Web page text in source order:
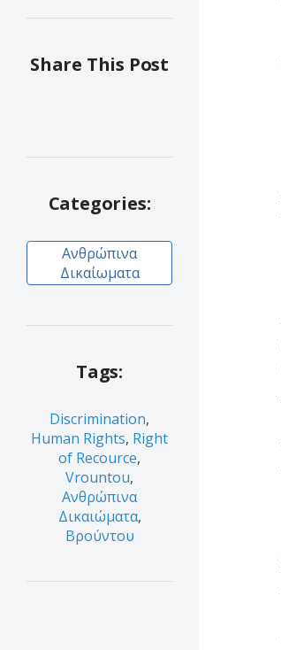
Share This Post
Categories:
Ανθρώπινα
Δικαίωματα
Tags:
Discrimination,
Human Rights, Right
of Recource,
Vrountou,
Ανθρώπινα
Δικαιώματα,
Βρούντου